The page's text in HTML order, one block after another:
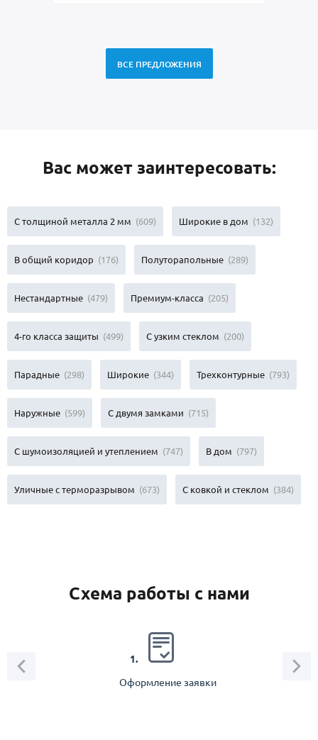
ВСЕ ПРЕДЛОЖЕНИЯ
Вас может заинтересовать:
С толщиной металла 2 мм (609) Широкие в дом (132)
В общий коридор (176) Полуторапольные (289)
Нестандартные (479) Премиум-класса (205)
4-го класса защиты (499) С узким стеклом (200)
Парадные (298) Широкие (344) Трехконтурные (793)
Наружные (599) С двумя замками (715)
С шумоизоляцией и утеплением (747) В дом (797)
Уличные с терморазрывом (673) С ковкой и стеклом (384)
Схема работы с нами
1.
Оформление заявки